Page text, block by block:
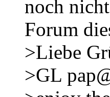
noch
Forum
>Liebe
>GL